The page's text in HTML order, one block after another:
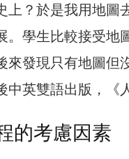
上？於是我用地圖
。學生比較接受地
來發現只有地圖但
中英雙語出版，《
的考慮因素